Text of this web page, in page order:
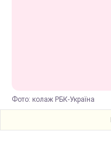
Фото: колаж РБК-Україна